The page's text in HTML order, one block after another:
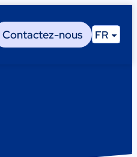
FR
Contactez-nous